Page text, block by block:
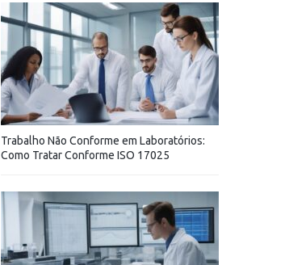
Trabalho Não Conforme em Laboratórios:
Como Tratar Conforme ISO 17025